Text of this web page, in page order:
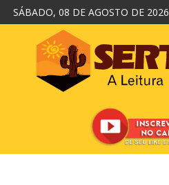
SÁBADO, 08 DE AGOSTO DE 2026